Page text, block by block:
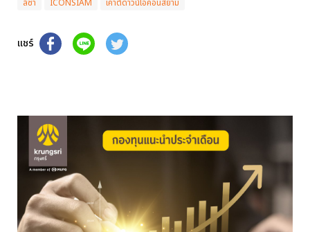
ลิซ่า ICONSIAM เคาต์ดาวน์ไอคอนสยาม
แชร์